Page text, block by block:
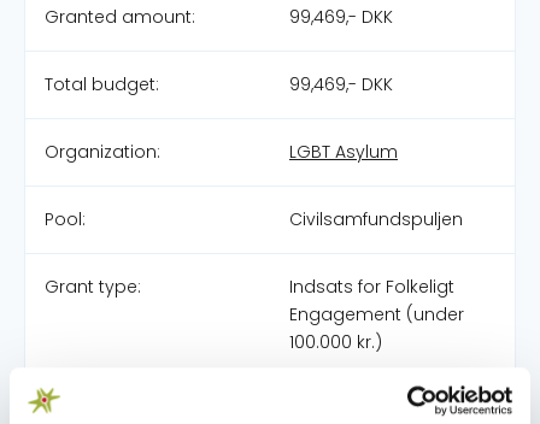
Granted amount: 99,469,- DKK
Total budget: 99,469,- DKK
Organization: LGBT Asylum
Pool: Civilsamfundspuljen
Grant type:
Indsats for Folkeligt
Engagement (under
100.000 kr.)
World goals:
Goal 3: Good Health